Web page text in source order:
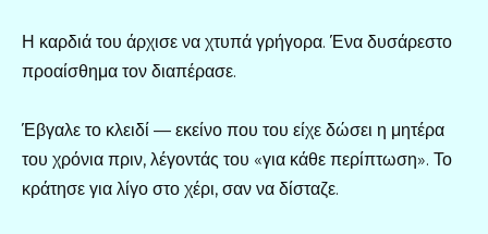
Η καρδιά του άρχισε να χτυπά γρήγορα. Ένα δυσάρεστο
προαίσθημα τον διαπέρασε.
Έβγαλε το κλειδί — εκείνο που του είχε δώσει η μητέρα
του χρόνια πριν, λέγοντάς του «για κάθε περίπτωση». Το
κράτησε για λίγο στο χέρι, σαν να δίσταζε.